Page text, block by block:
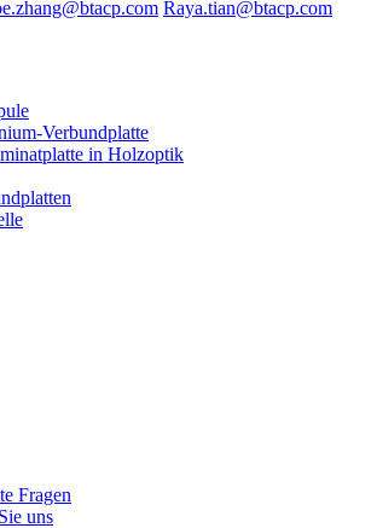
Raya.tian@btacp.com
Verbundplatte
in Holzoptik
Fragen
uns